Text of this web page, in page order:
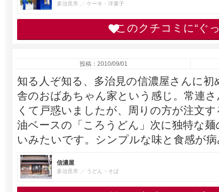
多治見市 ケーキ・洋菓子
このクチコミに“ぐ
投稿：2010/09/01
知る人ぞ知る、多治見の信濃屋さんに
舎のおばあちゃん家という感じ。常連
くて戸惑いましたが、周りの方が注文
油ベースの「ころうどん」次に独特な
いみたいです。シンプルな味と食感が
信濃屋
多治見市 うどん・そば